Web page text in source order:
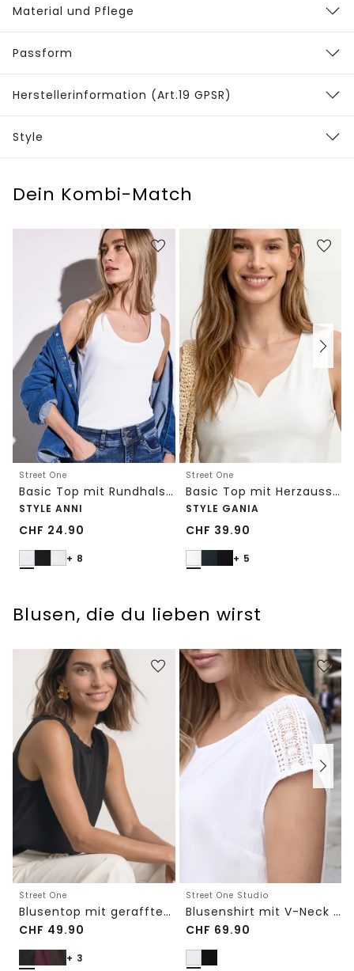
Material und Pflege
Passform
Herstellerinformation (Art.19 GPSR)
Style
Dein Kombi-Match
Street One
Basic Top mit Rundhals in Unifarbe
STYLE ANNI
CHF 24.90
+ 8
Street One
Basic Top mit Herzausschnitt
STYLE GANIA
CHF 39.90
+ 5
Blusen, die du lieben wirst
Street One
Blusentop mit gerafftem Rundhals
CHF 49.90
+ 3
Street One Studio
Blusenshirt mit V-Neck und Spitze
CHF 69.90